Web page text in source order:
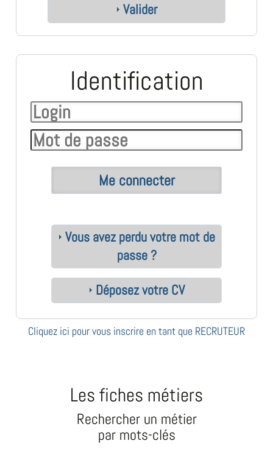
Valider
Identification
Vous avez perdu votre mot de
passe ?
Déposez votre CV
Cliquez ici pour vous inscrire en tant que RECRUTEUR
Les fiches métiers
Rechercher un métier
par mots-clés